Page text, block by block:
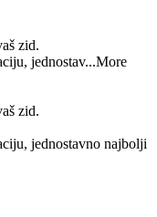
zid.
jednostav...More
zid.
jednostavno najbolji